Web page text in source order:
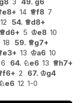
e8+ 14 ♕f8 7
12 54. ♕d8+
♕d6+ 5 ♔e8 10
18 59. ♕g7+
e3+ 13 ♔a6 10
6 64. ♘e6 13 ♕h7+
f6+ 2 67. ♔g4
♘e6 12 1-0